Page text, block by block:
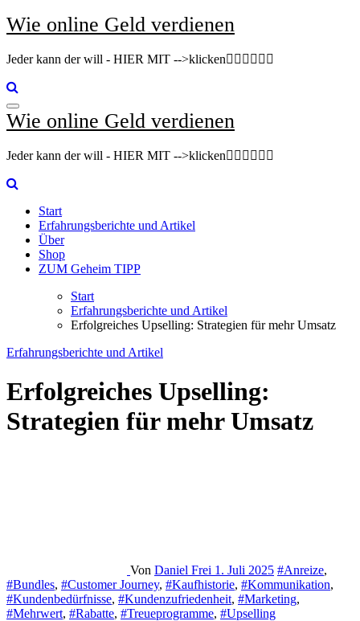
Zum
Inhalt
Wie online Geld verdienen
Jeder kann der will - HIER MIT -->klicken👇🏽👇🏽👇🏽
Wie online Geld verdienen
Jeder kann der will - HIER MIT -->klicken👇🏽👇🏽👇🏽
Start
Erfahrungsberichte und Artikel
Über
Shop
ZUM Geheim TIPP
Start
Erfahrungsberichte und Artikel
Erfolgreiches Upselling: Strategien für mehr Umsatz
Erfahrungsberichte und Artikel
Erfolgreiches Upselling:
Strategien für mehr Umsatz
Von Daniel Frei 1. Juli 2025 #Anreize,
#Bundles, #Customer Journey, #Kaufhistorie, #Kommunikation,
#Kundenbedürfnisse, #Kundenzufriedenheit, #Marketing,
#Mehrwert, #Rabatte, #Treueprogramme, #Upselling